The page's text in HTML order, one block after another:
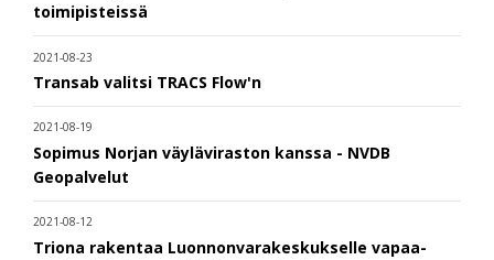
toimipisteissä
2021-08-23
Transab valitsi TRACS Flow'n
2021-08-19
Sopimus Norjan väyläviraston kanssa - NVDB
Geopalvelut
2021-08-12
Triona rakentaa Luonnonvarakeskukselle vapaa-